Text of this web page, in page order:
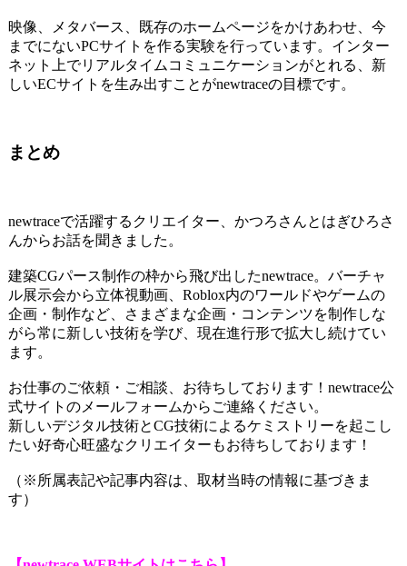
映像、メタバース、既存のホームページをかけあわせ、 今
までにないPCサイトを作る実験を行っています。インター
ネット上でリアルタイムコミュニケーションがとれる、新
しいECサイトを生み出すことがnewtraceの目標です。
まとめ
newtraceで活躍するクリエイター、かつろさんとはぎひろさ
んからお話を聞きました。
建築CGパース制作の枠から飛び出したnewtrace。 バーチャ
ル展示会から立体視動画、Roblox内のワールドやゲームの
企画・制作など、さまざまな企画・コンテンツを制作しな
がら常に新しい技術を学び、現在進行形で拡大し続けてい
ます。
お仕事のご依頼・ご相談、お待ちしております！newtrace公
式サイトのメールフォームからご連絡ください。
新しいデジタル技術とCG技術によるケミストリーを起こし
たい好奇心旺盛なクリエイターもお待ちしております！
（※所属表記や記事内容は、取材当時の情報に基づきま
す）